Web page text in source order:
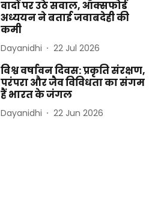
वादों पर उठे सवाल, ऑक्सफोर्ड
अध्ययन ने बताई जवाबदेही की
कमी
Dayanidhi 22 Jul 2026
विश्व वर्षावन दिवस: प्रकृति संरक्षण,
परंपरा और जैव विविधता का संगम
हैं भारत के जंगल
Dayanidhi 22 Jun 2026